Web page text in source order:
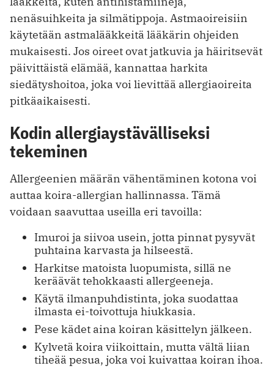
nenäsuihkeita ja silmätippoja. Astmaoireisiin
käytetään astmalääkkeitä lääkärin ohjeiden
mukaisesti. Jos oireet ovat jatkuvia ja häiritsevät
päivittäistä elämää, kannattaa harkita
siedätyshoitoa, joka voi lievittää allergiaoireita
pitkäaikaisesti.
Kodin allergiaystävälliseksi
tekeminen
Allergeenien määrän vähentäminen kotona voi
auttaa koira-allergian hallinnassa. Tämä
voidaan saavuttaa useilla eri tavoilla:
Imuroi ja siivoa usein, jotta pinnat pysyvät
puhtaina karvasta ja hilseestä.
Harkitse matoista luopumista, sillä ne
keräävät tehokkaasti allergeeneja.
Käytä ilmanpuhdistinta, joka suodattaa
ilmasta ei-toivottuja hiukkasia.
Pese kädet aina koiran käsittelyn jälkeen.
Kylvetä koira viikoittain, mutta vältä liian
tiheää pesua, joka voi kuivattaa koiran ihoa.